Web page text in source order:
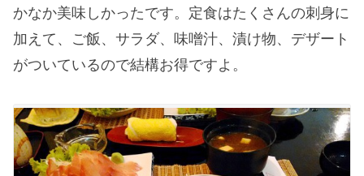
かなか美味しかったです。定食はたくさんの刺身に
加えて、ご飯、サラダ、味噌汁、漬け物、デザート
がついているので結構お得ですよ。